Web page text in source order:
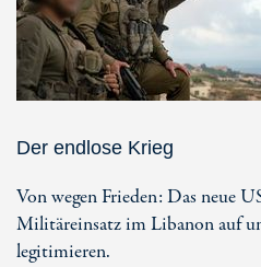
Der endlose Krieg
Von wegen Frieden: Das neue
Militäreinsatz im Libanon auf
legitimieren.